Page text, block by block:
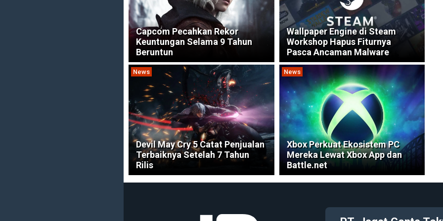
Capcom Pecahkan Rekor
Keuntungan Selama 9 Tahun
Beruntun
Wallpaper Engine di Steam
Workshop Hapus Fiturnya
Pasca Ancaman Malware
News
Devil May Cry 5 Catat Penjualan
Terbaiknya Setelah 7 Tahun
Rilis
News
Xbox Perkuat Ekosistem PC
Mereka Lewat Xbox App dan
Battle.net